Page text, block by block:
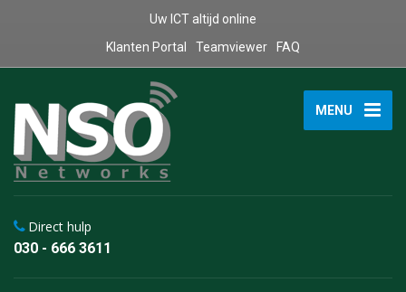
Uw ICT altijd online
Klanten Portal
Teamviewer FAQ
MENU
Direct hulp
030 - 666 3611